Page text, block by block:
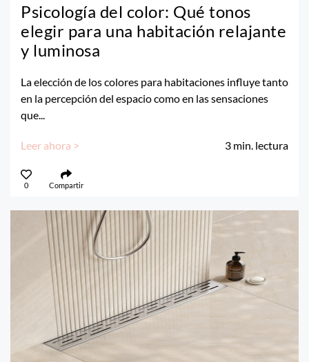
Psicología del color: Qué tonos
elegir para una habitación relajante
y luminosa
La elección de los colores para habitaciones influye tanto
en la percepción del espacio como en las sensaciones
que...
Leer ahora > 3 min. lectura
0 Compartir